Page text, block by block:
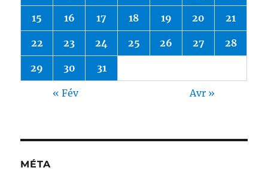
15 16 17 18 19 20 21
22 23 24 25 26 27 28
29 30 31
« Fév Avr »
MÉTA